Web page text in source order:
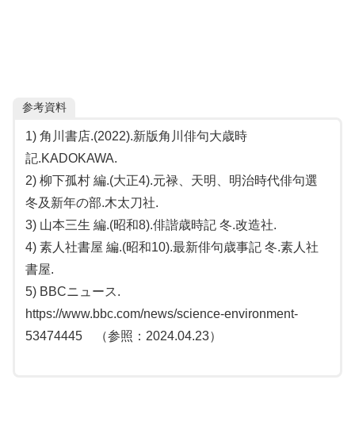
参考資料
1) 角川書店.(2022).新版角川俳句大歳時
記.KADOKAWA.
2) 柳下孤村 編.(大正4).元禄、天明、明治時代俳句選
冬及新年の部.木太刀社.
3) 山本三生 編.(昭和8).俳諧歳時記 冬.改造社.
4) 素人社書屋 編.(昭和10).最新俳句歳事記 冬.素人社
書屋.
5) BBCニュース.
https://www.bbc.com/news/science-environment-
53474445 （参照：2024.04.23）